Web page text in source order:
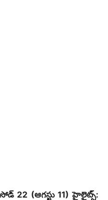
22 (ఆగస్టు 11) హైలైట్స్: